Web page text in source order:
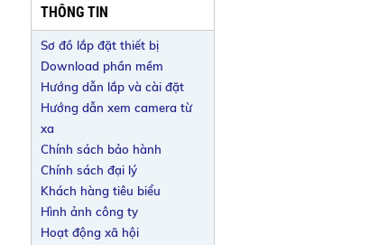
THÔNG TIN
Sơ đồ lắp đặt thiết bị
Download phần mềm
Hướng dẫn lắp và cài đặt
Hướng dẫn xem camera từ
xa
Chính sách bảo hành
Chính sách đại lý
Khách hàng tiêu biểu
Hình ảnh công ty
Hoạt động xã hội